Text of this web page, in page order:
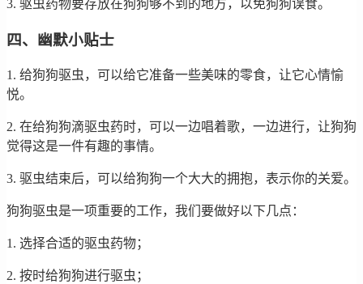
3. 驱虫药物要存放在狗狗够不到的地方，以免狗狗误食。
四、幽默小贴士
1. 给狗狗驱虫，可以给它准备一些美味的零食，让它心情愉
悦。
2. 在给狗狗滴驱虫药时，可以一边唱着歌，一边进行，让狗狗
觉得这是一件有趣的事情。
3. 驱虫结束后，可以给狗狗一个大大的拥抱，表示你的关爱。
狗狗驱虫是一项重要的工作，我们要做好以下几点：
1. 选择合适的驱虫药物；
2. 按时给狗狗进行驱虫；